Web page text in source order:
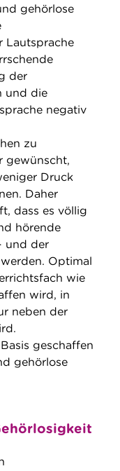
gehörlose
Lautsprache
der
und die
negativ
zu
gewünscht,
Druck
Daher
dass es völlig
hörende
und der
Optimal
wie
wird, in
neben der
geschaffen
gehörlose